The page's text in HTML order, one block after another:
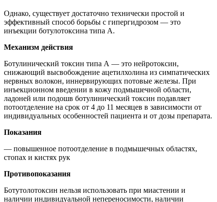
Однако, существует достаточно технически простой и
эффективный способ борьбы с гипергидрозом — это
инъекции ботулотоксина типа А.
Механизм действия
Ботулинический токсин типа А — это нейротоксин,
снижающий высвобождение ацетилхолина из симпатических
нервных волокон, иннервирующих потовые железы. При
инъекционном введении в кожу подмышечной области,
ладоней или подошв ботулинический токсин подавляет
потоотделение на срок от 4 до 11 месяцев в зависимости от
индивидуальных особенностей пациента и от дозы препарата.
Показания
— повышенное потоотделение в подмышечных областях,
стопах и кистях рук
Противопоказания
Ботутолотоксин нельзя использовать при миастении и
наличии индивидуальной непереносимости, наличии